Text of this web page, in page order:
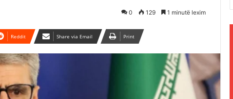
0 129 1 minutë lexim
Reddit Share via Email Print